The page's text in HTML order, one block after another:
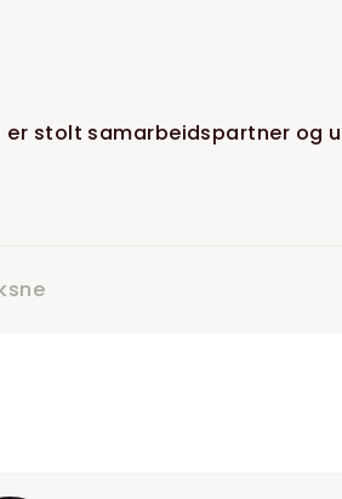
er stolt samarbeidspartner og